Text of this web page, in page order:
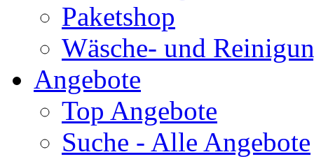
Paketshop
Wäsche- und
Angebote
Top Angebote
Suche - Alle Angebote